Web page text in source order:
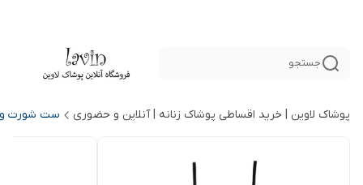
جستجو
پوشاک لاوین | خرید اقساطی پوشاک زنانه | آنلاین و حضوری ست شورت و